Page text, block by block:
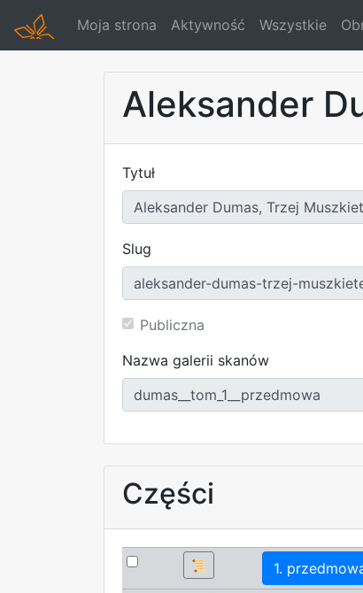
Moja strona Aktywność Wszystkie
Aleksander
Tytuł
Slug
Publiczna
Nazwa galerii skanów
Części
📜 1.